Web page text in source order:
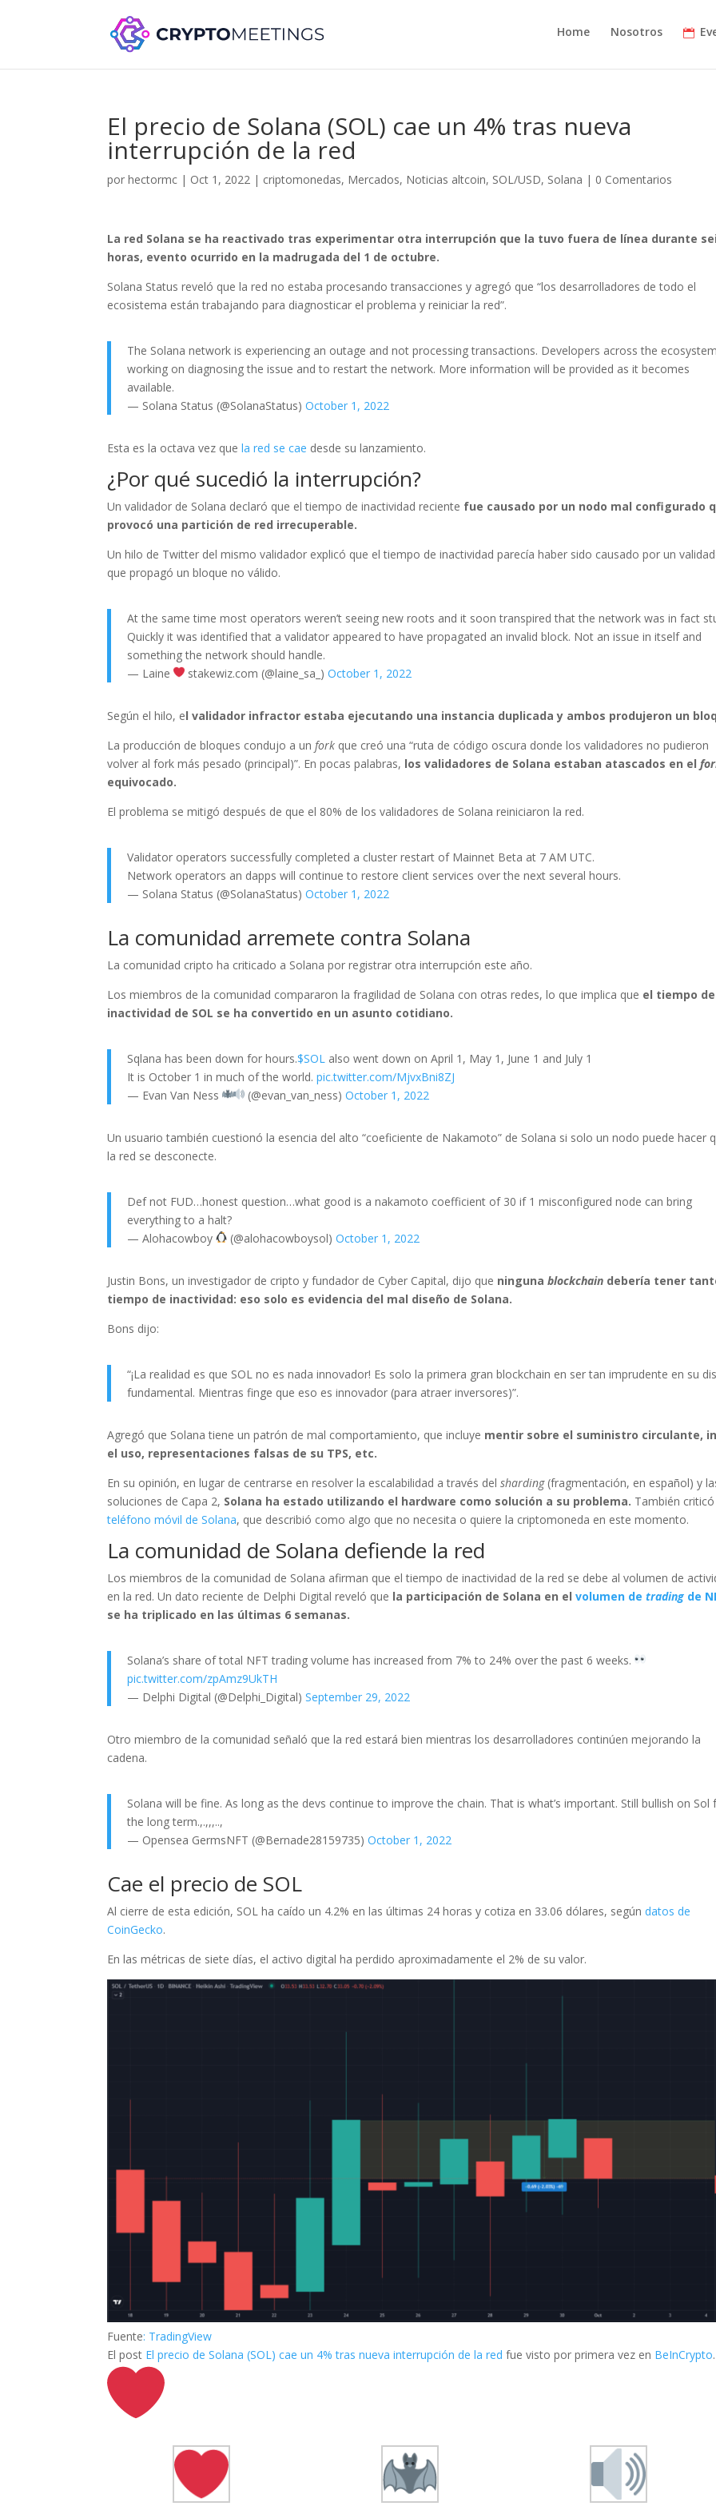
Home Nosotros
El precio de Solana (SOL) cae un 4% tras nueva
interrupción de la red
porhectormc | Oct 1, 2022 | criptomonedas, Mercados, Noticias altcoin, SOL/USD, Solana | 0 Comentarios
La red Solana se ha reactivado tras experimentar otra interrupción que la tuvo fuera de línea durante
horas, evento ocurrido en la madrugada del 1 de octubre.
Solana Status reveló que la red no estaba procesando transacciones y agregó que “los desarrolladores de todo el
ecosistema están trabajando para diagnosticar el problema y reiniciar la red”.
The Solana network is experiencing an outage and not processing transactions. Developers across the
working on diagnosing the issue and to restart the network. More information will be provided as it becomes
available.
— Solana Status (@SolanaStatus)October 1, 2022
Esta es la octava vez quela red se cae desde su lanzamiento.
¿Por qué sucedió la interrupción?
Un validador de Solana declaró que el tiempo de inactividad reciente fue causado por un nodo mal configurado
provocó una partición de red irrecuperable.
Un hilo de Twitter del mismo validador explicó que el tiempo de inactividad parecía haber sido causado por un
que propagó un bloque no válido.
At the same time most operators weren’t seeing new roots and it soon transpired that the network was in fact
Quickly it was identified that a validator appeared to have propagated an invalid block. Not an issue in itself and
something the network should handle.
— Laine
stakewiz.com (@laine_sa_)October 1, 2022
Según el hilo, el validador infractor estaba ejecutando una instancia duplicada y ambos produjeron un
La producción de bloques condujo a unfork que creó una “ruta de código oscura donde los validadores no pudieron
volver al fork más pesado (principal)”. En pocas palabras, los validadores de Solana estaban atascados en el
equivocado.
El problema se mitigó después de que el 80% de los validadores de Solana reiniciaron la red.
Validator operators successfully completed a cluster restart of Mainnet Beta at 7 AM UTC.
Network operators an dapps will continue to restore client services over the next several hours.
— Solana Status (@SolanaStatus)October 1, 2022
La comunidad arremete contra Solana
La comunidad cripto ha criticado a Solana por registrar otra interrupción este año.
Los miembros de la comunidad compararon la fragilidad de Solana con otras redes, lo que implica que el tiempo de
inactividad de SOL se ha convertido en un asunto cotidiano.
Sqlana has been down for hours.$SOL also went down on April 1, May 1, June 1 and July 1
It is October 1 in much of the world.pic.twitter.com/MjvxBni8ZJ
— Evan Van Ness
(@evan_van_ness)October 1, 2022
Un usuario también cuestionó la esencia del alto “coeficiente de Nakamoto” de Solana si solo un nodo puede hacer
la red se desconecte.
Def not FUD…honest question…what good is a nakamoto coefficient of 30 if 1 misconfigured node can bring
everything to a halt?
— Alohacowboy
(@alohacowboysol)October 1, 2022
Justin Bons, un investigador de cripto y fundador de Cyber ​​Capital, dijo que ningunablockchain debería tener
tiempo de inactividad: eso solo es evidencia del mal diseño de Solana.
Bons dijo:
“¡La realidad es que SOL no es nada innovador! Es solo la primera gran blockchain en ser tan imprudente en su
fundamental. Mientras finge que eso es innovador (para atraer inversores)”.
Agregó que Solana tiene un patrón de mal comportamiento, que incluye mentir sobre el suministro circulante,
el uso, representaciones falsas de su TPS, etc.
En su opinión, en lugar de centrarse en resolver la escalabilidad a través delsharding (fragmentación, en español) y
soluciones de Capa 2, Solana ha estado utilizando el hardware como solución a su problema. También
teléfono móvil de Solana, que describió como algo que no necesita o quiere la criptomoneda en este momento.
La comunidad de Solana defiende la red
Los miembros de la comunidad de Solana afirman que el tiempo de inactividad de la red se debe al volumen de
en la red. Un dato reciente de Delphi Digital reveló que la participación de Solana en elvolumen detrading de
se ha triplicado en las últimas 6 semanas.
Solana’s share of total NFT trading volume has increased from 7% to 24% over the past 6 weeks.
pic.twitter.com/zpAmz9UkTH
— Delphi Digital (@Delphi_Digital)September 29, 2022
Otro miembro de la comunidad señaló que la red estará bien mientras los desarrolladores continúen mejorando la
cadena.
Solana will be fine. As long as the devs continue to improve the chain. That is what’s important. Still bullish on Sol
the long term.,.,,,..,
— Opensea GermsNFT (@Bernade28159735)October 1, 2022
Cae el precio de SOL
Al cierre de esta edición, SOL ha caído un 4.2% en las últimas 24 horas y cotiza en 33.06 dólares, segúndatos de
CoinGecko.
En las métricas de siete días, el activo digital ha perdido aproximadamente el 2% de su valor.
Fuente: TradingView
El post El precio de Solana (SOL) cae un 4% tras nueva interrupción de la red fue visto por primera vez en BeInCrypto.